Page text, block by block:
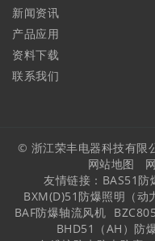
新闻资讯
产品应用
资料下载
联系我们
© 浙江荣丰电器科技有
网站地图
友情链接： BAS51防
BXM(D)51防爆照明（动
BAF防爆轴流风机
BHD51（AH）防